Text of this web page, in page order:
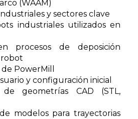
(WAAM)
y sectores clave
industriales utilizados en
procesos de deposición
PowerMill
y configuración inicial
de geometrías CAD (STL,
modelos para trayectorias